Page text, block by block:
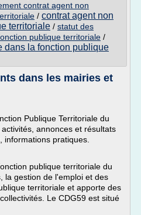
contrat agent non
/ contrat agent non
territoriale / statut des
publique territoriale /
dans la fonction publique
dans les mairies et
Publique Territoriale du
annonces et résultats
informations pratiques.
publique territoriale du
la gestion de l'emploi et des
territoriale et apporte des
Le CDG59 est situé